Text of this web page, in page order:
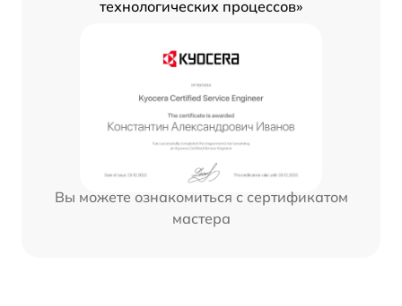
технологических процессов»
Вы можете ознакомиться с сертификатом
мастера